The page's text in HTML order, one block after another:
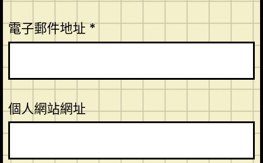
電子郵件地址*
個人網站網址